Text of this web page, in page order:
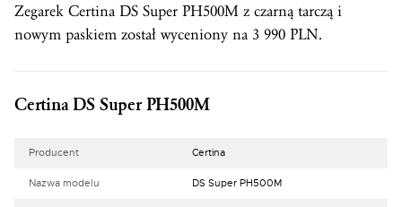
Zegarek Certina DS Super PH500M z czarną tarczą i
nowym paskiem został wyceniony na 3 990 PLN.
Certina DS Super PH500M
Producent Certina
Nazwa modelu DS Super PH500M